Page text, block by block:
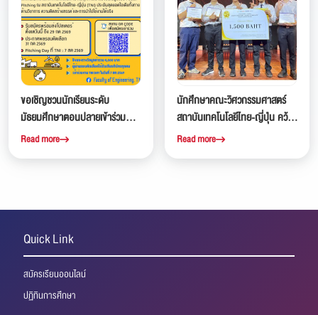
ขอเชิญชวนนักเรียนระดับ
มัธยมศึกษาตอนปลายเข้าร่วม
กิจกรรม Eco-Engineers
Read more
นักศึกษาคณะวิศวกรรมศาสตร์
สถาบันเทคโนโลยีไทย-ญี่ปุ่น คว้า
รางวัลชมเชยจากการแข่งขัน K-
Read more
Quick Link
สมัครเรียนออนไลน์
ปฏิทินการศึกษา